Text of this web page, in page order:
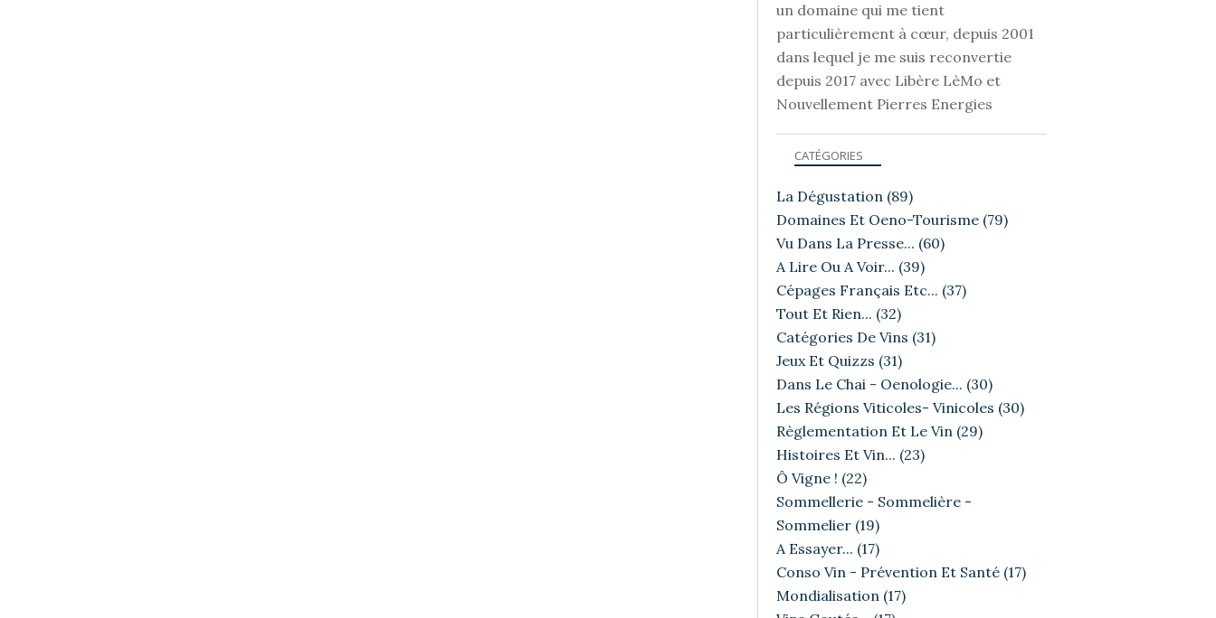
un domaine qui me tient
particulièrement à cœur, depuis 2001
dans lequel je me suis reconvertie
depuis 2017 avec Libère LèMo et
Nouvellement Pierres Energies
CATÉGORIES
La Dégustation (89)
Domaines Et Oeno-Tourisme (79)
Vu Dans La Presse... (60)
A Lire Ou A Voir... (39)
Cépages Français Etc... (37)
Tout Et Rien... (32)
Catégories De Vins (31)
Jeux Et Quizzs (31)
Dans Le Chai - Oenologie... (30)
Les Régions Viticoles- Vinicoles (30)
Règlementation Et Le Vin (29)
Histoires Et Vin... (23)
Ô Vigne ! (22)
Sommellerie - Sommelière -
Sommelier (19)
A Essayer... (17)
Conso Vin - Prévention Et Santé (17)
Mondialisation (17)